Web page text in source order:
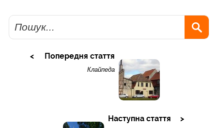
Пошук
Попередня стаття
Клайпеда
Наступна стаття